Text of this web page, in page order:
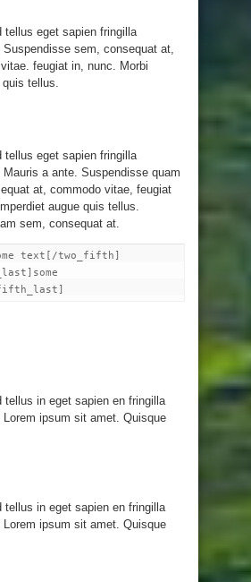
tellus eget sapien fringilla
Suspendisse sem, consequat at,
feugiat in, nunc. Morbi
quis tellus.
tellus eget sapien fringilla
Mauris a ante. Suspendisse quam
at, commodo vitae, feugiat
augue quis tellus.
sem, consequat at.
text[/two_fifth]
tellus in eget sapien en fringilla
Lorem ipsum sit amet. Quisque
tellus in eget sapien en fringilla
Lorem ipsum sit amet. Quisque